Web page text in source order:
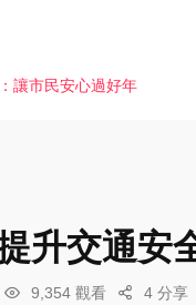
讓市民安心過好年
升交通安
9,354 觀看 4 分享